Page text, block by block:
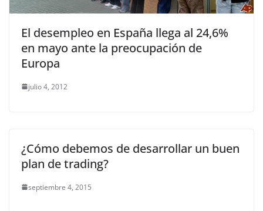
El desempleo en España llega al 24,6%
en mayo ante la preocupación de
Europa
julio 4, 2012
¿Cómo debemos de desarrollar un buen
plan de trading?
septiembre 4, 2015